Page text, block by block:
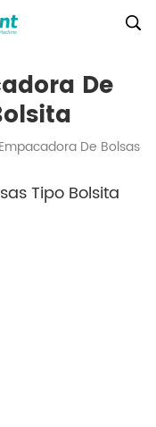
De
De Bolsas
Tipo Bolsita